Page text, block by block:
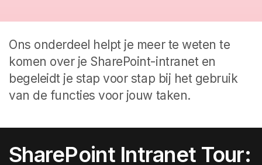
Ons onderdeel helpt je meer te weten te
komen over je SharePoint-intranet en
begeleidt je stap voor stap bij het gebruik
van de functies voor jouw taken.
SharePoint Intranet Tour: